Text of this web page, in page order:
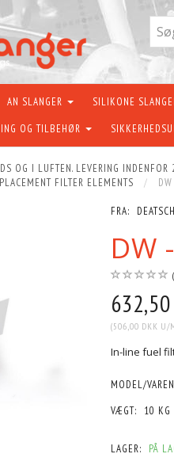
AN SLANGER SILIKONE
OG TILBEHØR
OG I LUFTEN. LEVERING INDENFOR
FILTER ELEMENTS
FRA:
DW
(506,00 DKK U/
In-line fuel
MODEL/
VÆGT:
10 KG
LAGER: PÅ